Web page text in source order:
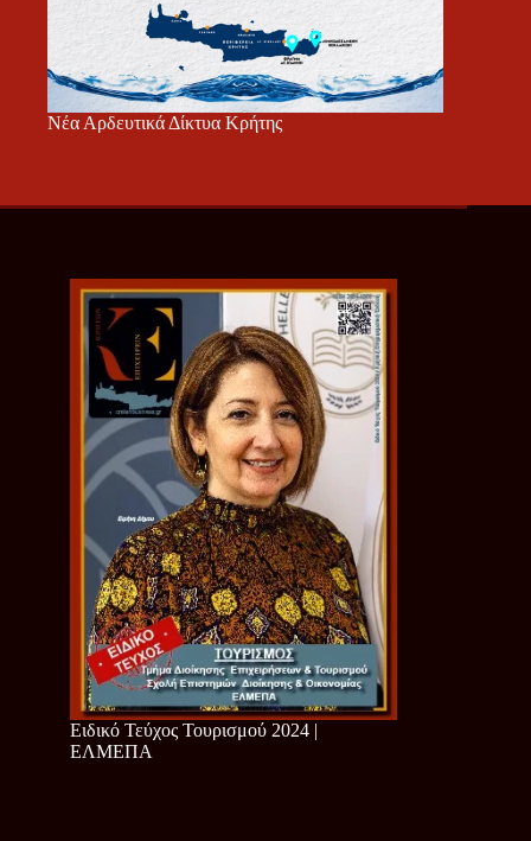
Νέα Αρδευτικά Δίκτυα Κρήτης
Ειδικό Τεύχος Τουρισμού 2024 |
ΕΛΜΕΠΑ